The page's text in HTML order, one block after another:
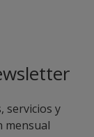
servicios y
mensual